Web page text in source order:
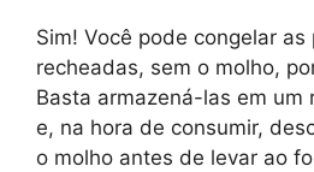
Sim! Você pode congelar as
recheadas, sem o molho,
Basta armazená-las em um
e, na hora de consumir,
o molho antes de levar ao